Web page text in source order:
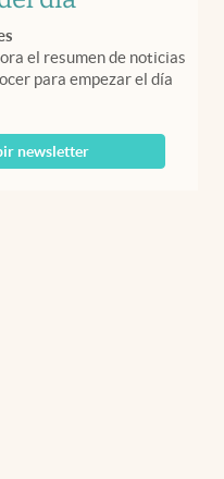
el resumen de noticias
para empezar el día
newsletter